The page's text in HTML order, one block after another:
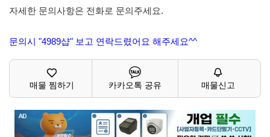
자세한 문의사항은 전화로 문의주세요.
문의시 "4989샵" 보고 연락드렸어요 해주세요^^
매물 찜하기 카카오톡 공유 매물신고